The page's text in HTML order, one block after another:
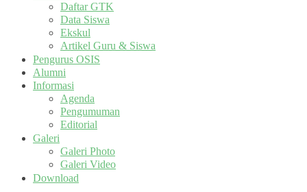
Daftar GTK
Data Siswa
Ekskul
Artikel Guru & Siswa
Pengurus OSIS
Alumni
Informasi
Agenda
Pengumuman
Editorial
Galeri
Galeri Photo
Galeri Video
Download